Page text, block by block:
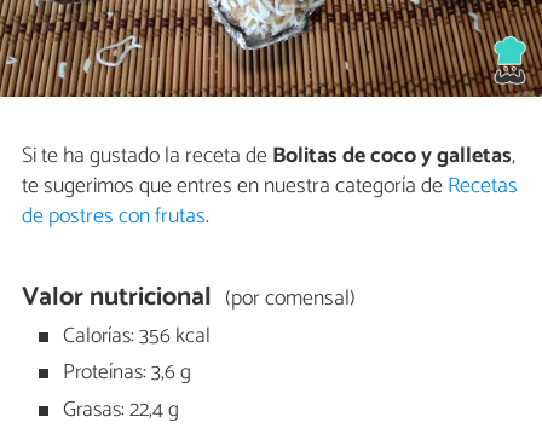
Si te ha gustado la receta deBolitas de coco y galletas,
te sugerimos que entres en nuestra categoría deRecetas
de postres con frutas.
Valor nutricional (por comensal)
Calorías: 356 kcal
Proteínas: 3,6 g
Grasas: 22,4 g